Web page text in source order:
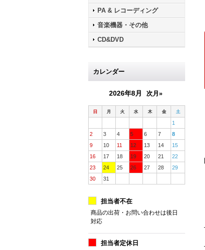
PA & レコーディング
音楽機器・その他
CD&DVD
カレンダー
2026年8月 次月»
日 月 火 水 木 金 土
1
2
3 4 5 6 7
8
9
10 11 12 13 14
15
16
17 18 19 20 21
22
23
24 25 26 27 28
29
30
31
担当者不在
商品の出荷・お問い合わせは後日
対応
担当者定休日